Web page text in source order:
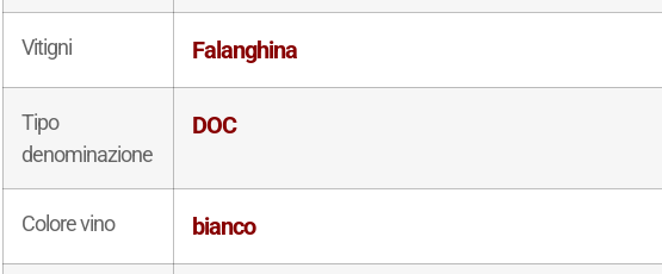
Vitigni Falanghina
Tipo
denominazione
DOC
Colore vino bianco